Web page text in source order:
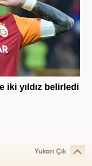
iki yıldız belirledi
Yukarı Çık